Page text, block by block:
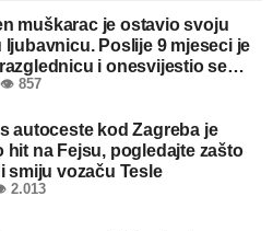
muškarac je ostavio svoju
ljubavnicu. Poslije 9 mjeseci je
i onesvijestio se
pročitao šta piše!
👁 857
autoceste kod Zagreba je
hit na Fejsu, pogledajte zašto
smiju vozaču Tesle
2.013